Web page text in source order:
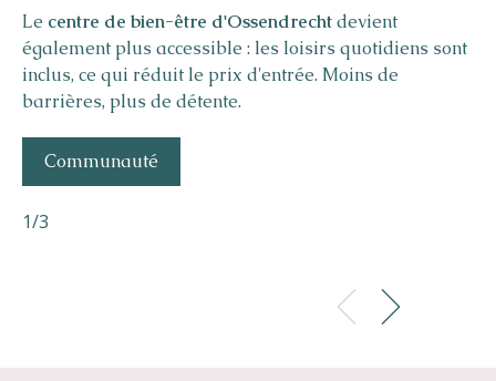
Le centre de bien-être d'Ossendrechtdevient
également plus accessible : les loisirs quotidiens sont
inclus, ce qui réduit le prix d'entrée. Moins de
barrières, plus de détente.
Communauté
1/3
seul séjour suffit pour amortir le coût de l'adhésion.
Vue d'ensemble
2/3
musique, sport, ateliers, … participer à des activités
sans entrée séparée
Vous arrivez, vous vous connectez et vous